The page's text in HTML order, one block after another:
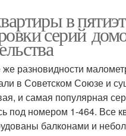
в
серий
же разновидности
в Советском Союзе и
и самая популярная
под номером 1-464. Все
балконами и